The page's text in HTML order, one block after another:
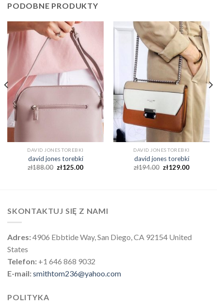
PODOBNE PRODUKTY
DAVID JONES TOREBKI
david jones torebki
zł188.00 zł125.00
DAVID JONES TOREBKI
david jones torebki
zł194.00 zł129.00
SKONTAKTUJ SIĘ Z NAMI
Adres:4906 Ebbtide Way, San Diego, CA 92154 United
States
Telefon: +1 646 868 9032
E-mail:smithtom236@yahoo.com
POLITYKA